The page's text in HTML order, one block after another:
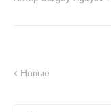
Новые